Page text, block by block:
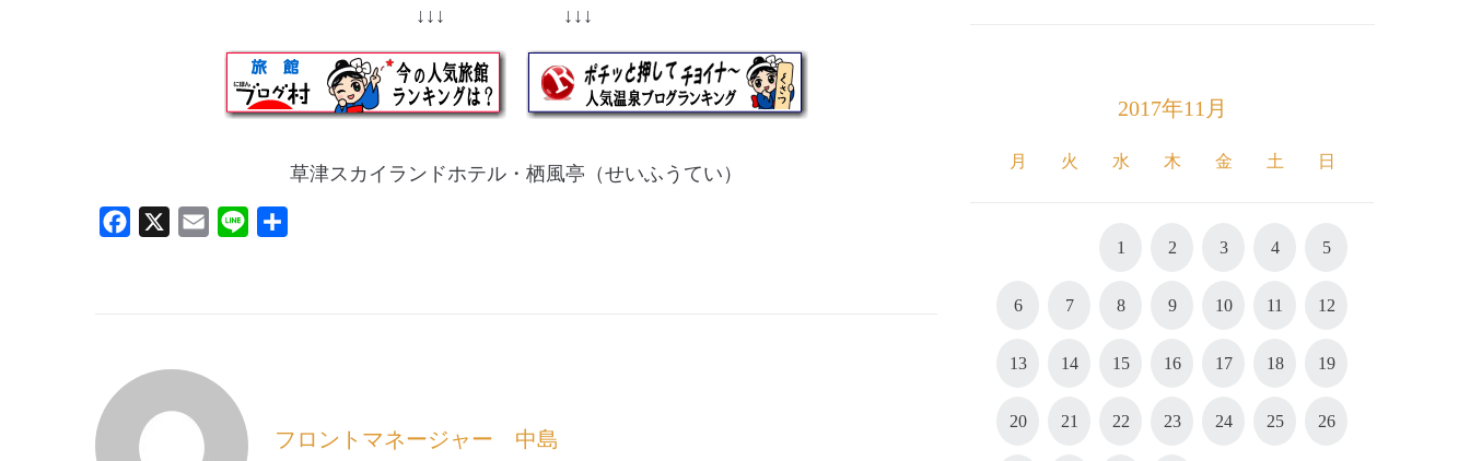
↓↓↓ ↓↓↓
草津スカイランドホテル・栖風亭（せいふうてい）
o
フロントマネージャー 中島
2017年11月
月 火 水 木 金 土 日
1 2 3 4 5
6 7 8 9 10 11 12
13 14 15 16 17 18 19
20 21 22 23 24 25 26